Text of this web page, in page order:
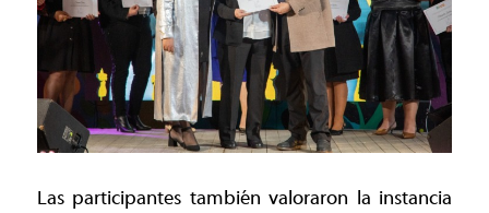
Las participantes también valoraron la instancia